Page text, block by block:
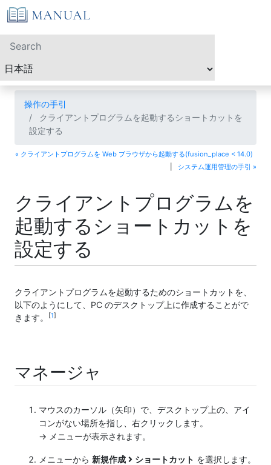
操作の手引
クライアントプログラムを起動するショートカットを
設定する
« クライアントプログラムを Web ブラウザから起動する(fusion_place < 14.0)
システム運用管理の手引 »
クライアントプログラムを
起動するショートカットを
設定する
クライアントプログラムを起動するためのショートカットを、
以下のようにして、PC のデスクトップ上に作成することがで
きます。
[1]
マネージャ
マウスのカーソル（矢印）で、デスクトップ上の、アイ
コンがない場所を指し、右クリックします。
→ メニューが表示されます。
メニューから 新規作成 ショートカット を選択します。